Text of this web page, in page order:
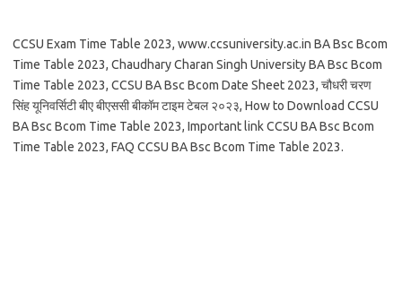
CCSU Exam Time Table 2023, www.ccsuniversity.ac.in BA Bsc Bcom
Time Table 2023, Chaudhary Charan Singh University BA Bsc Bcom
Time Table 2023, CCSU BA Bsc Bcom Date Sheet 2023, चौधरी चरण
सिंह यूनिवर्सिटी बीए बीएससी बीकॉम टाइम टेबल २०२३, How to Download CCSU
BA Bsc Bcom Time Table 2023, Important link CCSU BA Bsc Bcom
Time Table 2023, FAQ CCSU BA Bsc Bcom Time Table 2023.